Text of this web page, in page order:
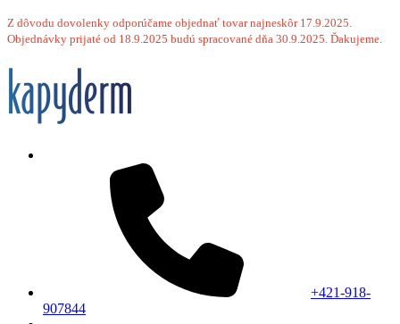
Z dôvodu dovolenky odporúčame objednať tovar najneskôr 17.9.2025.
Objednávky prijaté od 18.9.2025 budú spracované dňa 30.9.2025. Ďakujeme.
+421-918-
907844